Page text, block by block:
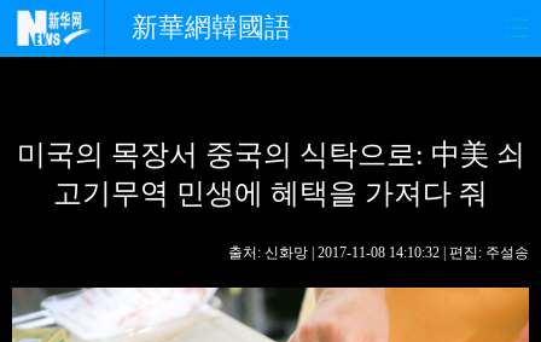
新華網韓國語
경제 사회 포토
중한교류 핫 TV 문화
생생 중국어
미국의 목장서 중국의 식탁으로: 中美 쇠
고기무역 민생에 혜택을 가져다 줘
출처: 신화망 | 2017-11-08 14:10:32 | 편집: 주설송